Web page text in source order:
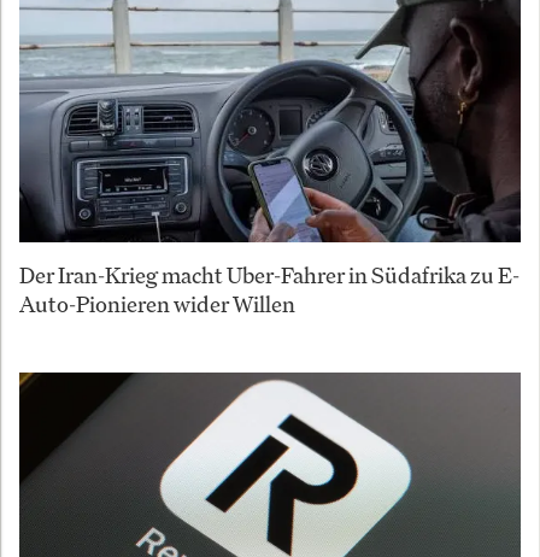
Der Iran-Krieg macht Uber-Fahrer in Südafrika zu E-
Auto-Pionieren wider Willen